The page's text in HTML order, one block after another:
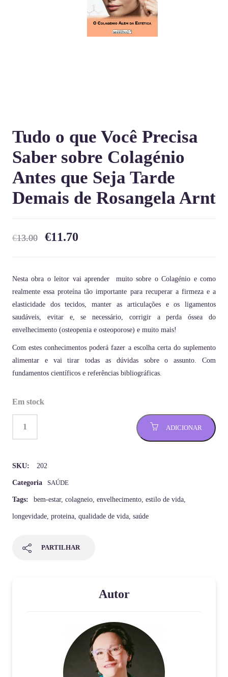
Tudo o que Você Precisa
Saber sobre Colagénio
Antes que Seja Tarde
Demais de Rosangela Arnt
€13.00 €11.70
Nesta obra o leitor vai aprender muito sobre o Colagénio e como
realmente essa proteína tão importante para recuperar a firmeza e a
elasticidade dos tecidos, manter as articulações e os ligamentos
saudáveis, evitar e, se necessário, corrigir a perda óssea do
envelhecimento (osteopenia e osteoporose) e muito mais!
Com estes conhecimentos poderá fazer a escolha certa do suplemento
alimentar e vai tirar todas as dúvidas sobre o assunto. Com
fundamentos científicos e referências bibliográficas.
Em stock
ADICIONAR
SKU: 202
Categoria SAÚDE
Tags: bem-estar, colagneio, envelhecimento, estilo de vida,
longevidade, proteina, qualidade de vida, saúde
PARTILHAR
Autor